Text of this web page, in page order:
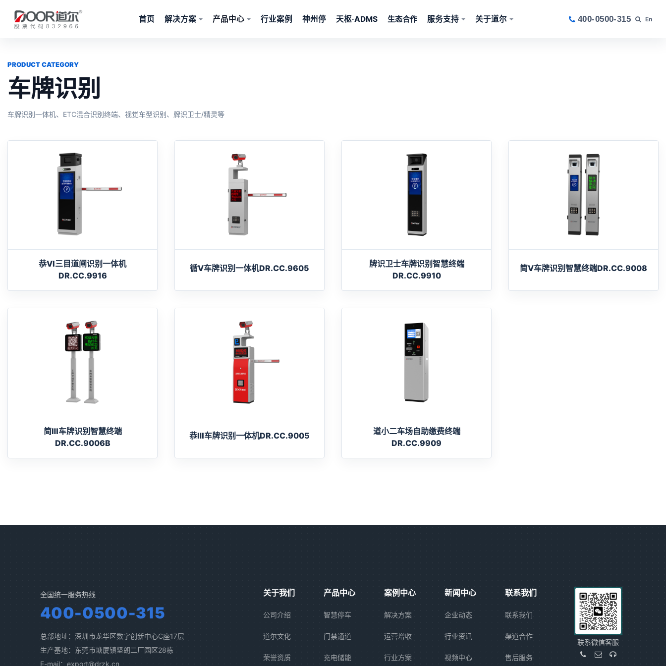
首页 解决方案 产品中心 行业案例 神州停 天枢·ADMS 服务支持 关于道尔 400-0500-315 En
PRODUCT CATEGORY
车牌识别
车牌识别一体机、ETC混合识别终端、视觉车型识别、牌识卫士/精灵等
恭VI三目道闸识别一体机
DR.CC.9916
循V车牌识别一体机DR.CC.9605
牌识卫士车牌识别智慧终端
DR.CC.9910
简V车牌识别智慧终端DR.CC.9008
简Ⅲ车牌识别智慧终端
DR.CC.9006B
恭Ⅲ车牌识别一体机DR.CC.9005
道小二车场自助缴费终端
DR.CC.9909
全国统一服务热线
400-0500-315
总部地址：深圳市龙华区数字创新中心C座17层
生产基地：东莞市塘厦镇坚朗二厂园区28栋
E-mail：export@drzk.cn
关于我们
公司介绍
道尔文化
荣誉资质
产品中心
智慧停车
门禁通道
充电储能
案例中心
解决方案
运营增收
行业方案
新闻中心
企业动态
行业资讯
视频中心
联系我们
联系我们
渠道合作
售后服务
联系微信客服